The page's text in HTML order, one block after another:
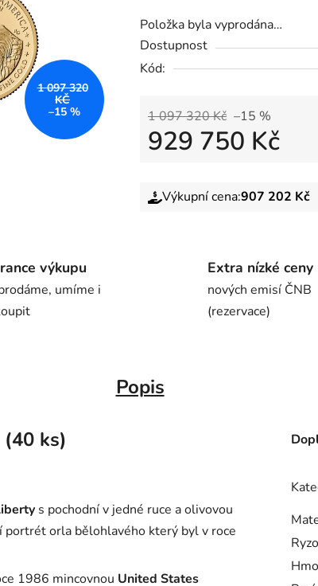
Položka byla vyprodána…
Dostupnost
Kód:
1 097 320 Kč –15 %
929 750 Kč
Výkupní cena:907 202 Kč
1 097 320
KČ
–15 %
výkupu
umíme i
Extra nízké ceny
nových emisí ČNB
(rezervace)
Popis
ks)
s pochodní v jedné ruce a olivovou
orla bělohlavého který byl v roce
1986 mincovnou United States